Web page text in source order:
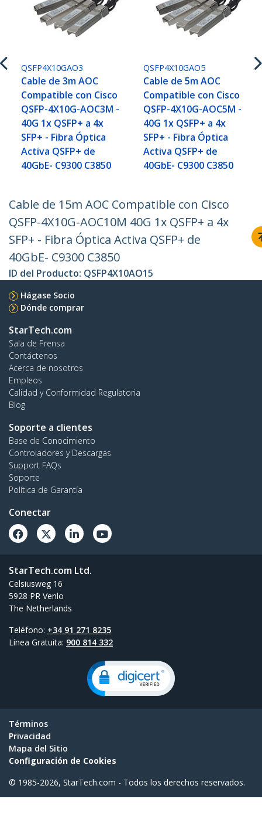
QSFP4X10GAO3
Cable de 3m AOC
Compatible con Cisco
QSFP-4X10G-AOC3M -
40G 1x QSFP+ a 4x
SFP+ - Fibra Óptica
Activa QSFP+ de
40GbE- C9300 C3850
QSFP4X10GAO5
Cable de 5m AOC
Compatible con Cisco
QSFP-4X10G-AOC5M -
40G 1x QSFP+ a 4x
SFP+ - Fibra Óptica
Activa QSFP+ de
40GbE- C9300 C3850
Cable de 15m AOC Compatible con Cisco
QSFP-4X10G-AOC10M 40G 1x QSFP+ a 4x
SFP+ - Fibra Óptica Activa QSFP+ de
40GbE- C9300 C3850
ID del Producto: QSFP4X10AO15
Hágase Socio
Dónde comprar
StarTech.com
Sala de Prensa
Contáctenos
Acerca de nosotros
Empleos
Calidad y Conformidad Regulatoria
Blog
Soporte a clientes
Base de Conocimiento
Controladores y Descargas
Support FAQs
Soporte
Política de Garantía
Conectar
StarTech.com Ltd.
Celsiusweg 16
5928 PR Venlo
The Netherlands
Teléfono: +34 91 271 8235
Línea Gratuita: 900 814 332
Términos
Privacidad
Mapa del Sitio
Configuración de Cookies
© 1985-2026, StarTech.com - Todos los derechos reservados.